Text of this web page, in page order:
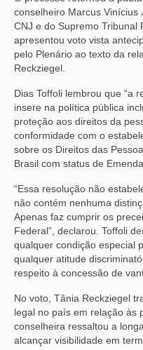
SÃO JOSÉ DOS
SÃO JOSÉ DO
SOROCABA
NOTÍCIAS
BOLETIM
VÍDEOS
SINDICALIZE-SE
JURÍDICO
NÚCLEOS
APOSENTADOS
AGENTES DE
conselheiro Marcus Vinícius
CNJ e do Supremo Tribunal
apresentou voto vista
pelo Plenário ao texto da
Reckziegel.
Dias Toffoli lembrou que “a
insere na política pública
proteção aos direitos da
conformidade com o
sobre os Direitos das
Brasil com status de
“Essa resolução não
não contém nenhuma
Apenas faz cumprir os
Federal”, declarou. Toffoli
qualquer condição especial
qualquer atitude
respeito à concessão de
No voto, Tânia Reckziegel
legal no país em relação às
conselheira ressaltou a
alcançar visibilidade em